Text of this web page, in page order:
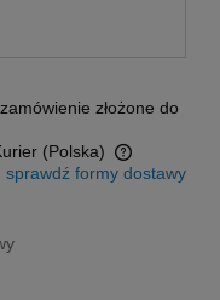
złożone do
(Polska)
płatności
sprawdź formy dostawy